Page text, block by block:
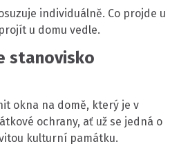
individuálně. Co projde u
u domu vedle.
stanovisko
okna na domě, který je v
ochrany, ať už se jedná o
kulturní památku.